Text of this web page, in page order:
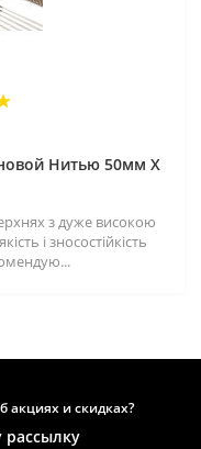
Нитью 50мм X
з дуже високою
і зносостійкість
акциях и скидках?